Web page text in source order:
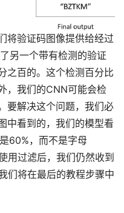
将验证码图像提供给经过
另一个带有检测的验证
之百的。这个检测百分比
，我们的CNN可能会检
要解决这个问题，我们必
中看到的，我们的模型看
60%，而不是字母
用过滤后，我们仍然收到
们将在最后的教程步骤中